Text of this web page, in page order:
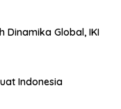
Dinamika Global, IKI
Indonesia